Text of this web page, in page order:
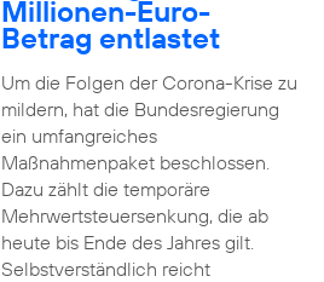
Millionen-Euro-
Betrag entlastet
Um die Folgen der Corona-Krise zu
mildern, hat die Bundesregierung
ein umfangreiches
Maßnahmenpaket beschlossen.
Dazu zählt die temporäre
Mehrwertsteuersenkung, die ab
heute bis Ende des Jahres gilt.
Selbstverständlich reicht